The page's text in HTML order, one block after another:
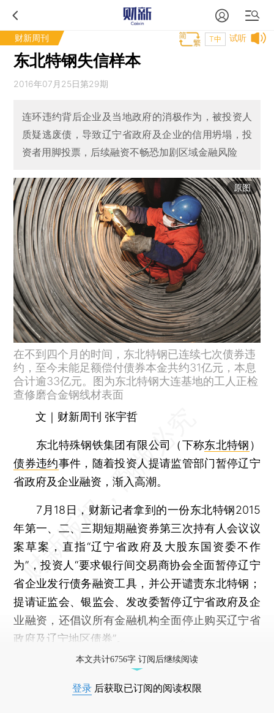
财新周刊 试听
T中
东北特钢失信样本
2016年07月25日第29期
连环违约背后企业及当地政府的消极作为，被投资人
质疑逃废债，导致辽宁省政府及企业的信用坍塌，投
资者用脚投票，后续融资不畅恐加剧区域金融风险
原图
在不到四个月的时间，东北特钢已连续七次债券违
约，至今未能足额偿付债券本金共约31亿元，本息
合计逾33亿元。图为东北特钢大连基地的工人正检
查修磨合金钢线材表面
文｜财新周刊 张宇哲
东北特殊钢铁集团有限公司（下称东北特钢 ）
债券违约事件，随着投资人提请监管部门暂停辽宁
省政府及企业融资，渐入高潮。
7月18日，财新记者拿到的一份东北特钢2015
年第一、二、三期短期融资券第三次持有人会议议
案草案，直指“辽宁省政府及大股东国资委不作
为”，投资人“要求银行间交易商协会全面暂停辽宁
省企业发行债务融资工具，并公开谴责东北特钢；
提请证监会、银监会、发改委暂停辽宁省政府及企
业融资，还倡议所有金融机构全面停止购买辽宁省
政府及辽宁地区债券”。
本文共计6756字 订阅后继续阅读
登录 后获取已订阅的阅读权限